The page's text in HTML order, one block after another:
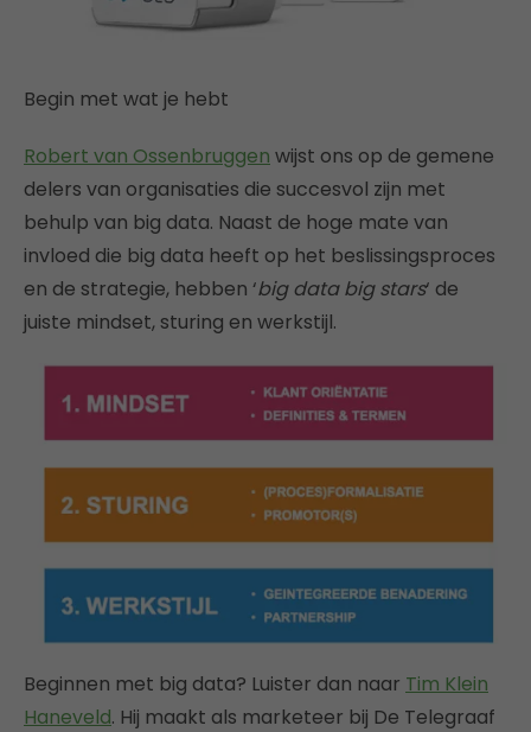
Begin met wat je hebt
Robert van Ossenbruggen wijst ons op de gemene
delers van organisaties die succesvol zijn met
behulp van big data. Naast de hoge mate van
invloed die big data heeft op het beslissingsproces
en de strategie, hebben ‘big data big stars‘ de
juiste mindset, sturing en werkstijl.
Beginnen met big data? Luister dan naar Tim Klein
Haneveld. Hij maakt als marketeer bij De Telegraaf